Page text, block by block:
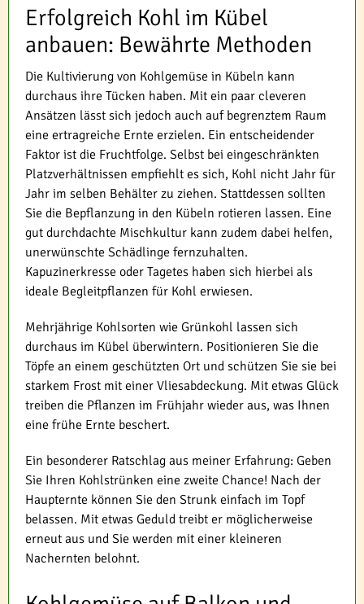
Erfolgreich Kohl im Kübel
anbauen: Bewährte Methoden
Die Kultivierung von Kohlgemüse in Kübeln kann
durchaus ihre Tücken haben. Mit ein paar cleveren
Ansätzen lässt sich jedoch auch auf begrenztem Raum
eine ertragreiche Ernte erzielen. Ein entscheidender
Faktor ist die Fruchtfolge. Selbst bei eingeschränkten
Platzverhältnissen empfiehlt es sich, Kohl nicht Jahr für
Jahr im selben Behälter zu ziehen. Stattdessen sollten
Sie die Bepflanzung in den Kübeln rotieren lassen. Eine
gut durchdachte Mischkultur kann zudem dabei helfen,
unerwünschte Schädlinge fernzuhalten.
Kapuzinerkresse oder Tagetes haben sich hierbei als
ideale Begleitpflanzen für Kohl erwiesen.
Mehrjährige Kohlsorten wie Grünkohl lassen sich
durchaus im Kübel überwintern. Positionieren Sie die
Töpfe an einem geschützten Ort und schützen Sie sie bei
starkem Frost mit einer Vliesabdeckung. Mit etwas Glück
treiben die Pflanzen im Frühjahr wieder aus, was Ihnen
eine frühe Ernte beschert.
Ein besonderer Ratschlag aus meiner Erfahrung: Geben
Sie Ihren Kohlstrünken eine zweite Chance! Nach der
Haupternte können Sie den Strunk einfach im Topf
belassen. Mit etwas Geduld treibt er möglicherweise
erneut aus und Sie werden mit einer kleineren
Nachernten belohnt.